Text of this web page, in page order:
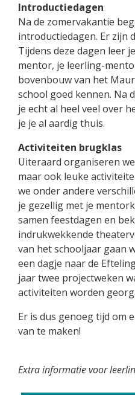
Introductiedagen
Na de zomervakantie
introductiedagen. Er zijn
Tijdens deze dagen leer
mentor, je leerling-
bovenbouw van het
school goed kennen. Na
je echt al heel veel over
je je al aardig thuis.
Activiteiten brugklas
Uiteraard organiseren
maar ook leuke
we onder andere
je gezellig met je
samen feestdagen en
indrukwekkende
van het schooljaar gaan
een dagje naar de
jaar twee projectweken
activiteiten worden
Er is dus genoeg tijd om
van te maken!
Extra informatie voor